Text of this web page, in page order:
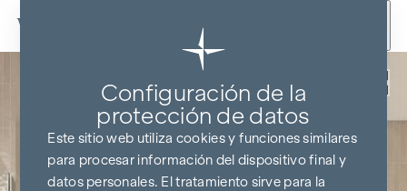
Ir al contenido
Configuración de la
protección de datos
Este sitio web utiliza cookies y funciones similares
para procesar información del dispositivo final y
datos personales. El tratamiento sirve para la